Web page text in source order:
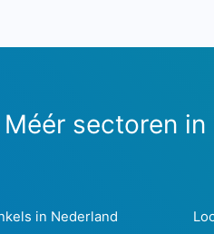
Méér sectoren in
in Nederland